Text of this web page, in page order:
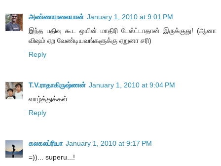
அண்ணாமலையான் January 1, 2010 at 9:01 PM
இந்த பதிவு கூட ஒயின் மாதிரி டேஸ்ட்டாதான் இருக்குது! (ஆனா
விஷம் ஏற வேண்டியவங்களுக்கு ஏறுனா சரி)
Reply
T.V.ராதாகிருஷ்ணன் January 1, 2010 at 9:04 PM
வாழ்த்துக்கள்
Reply
கலகலப்ரியா January 1, 2010 at 9:17 PM
=))... superu...!